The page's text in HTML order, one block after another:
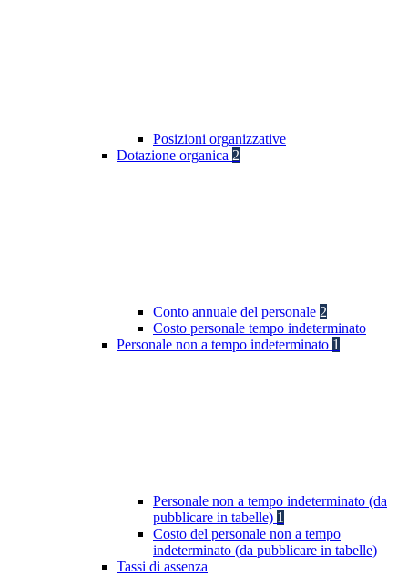
Posizioni organizzative
Dotazione organica 2
Conto annuale del personale 2
Costo personale tempo indeterminato
Personale non a tempo indeterminato 1
Personale non a tempo indeterminato (da
pubblicare in tabelle) 1
Costo del personale non a tempo
indeterminato (da pubblicare in tabelle)
Tassi di assenza